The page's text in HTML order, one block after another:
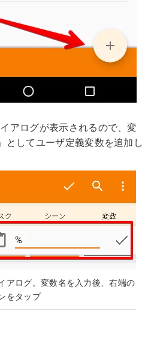
アログが表示されるので、変
としてユーザ定義変数を追加し
アログ。変数名を入力後、右端の
をタップ